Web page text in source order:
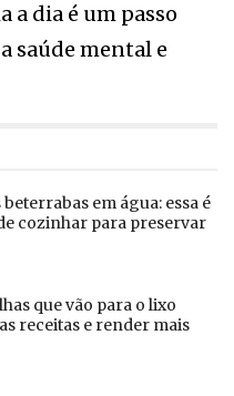
a dia é um passo
saúde mental e
em água: essa é
cozinhar para preservar
que vão para o lixo
receitas e render mais